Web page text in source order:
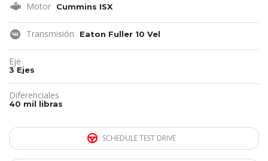
Motor Cummins ISX
Transmisión Eaton Fuller 10 Vel
Eje
3 Ejes
Diferenciales
40 mil libras
SCHEDULE TEST DRIVE